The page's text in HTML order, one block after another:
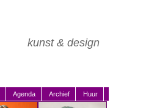
kunst & design
Agenda Archief Huur